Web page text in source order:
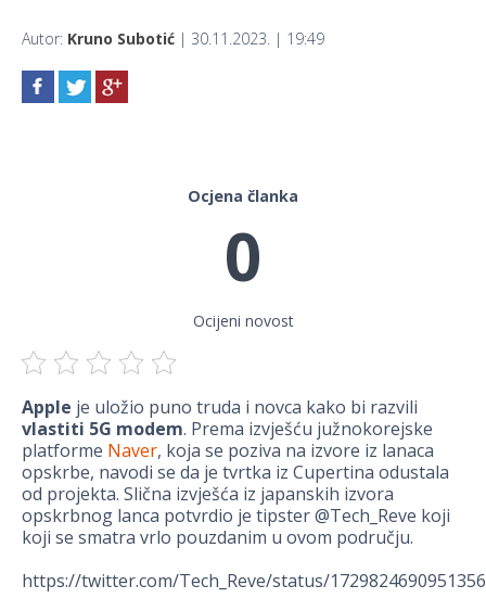
Autor: Kruno Subotić | 30.11.2023. | 19:49
Ocjena članka
0
Ocijeni novost
Apple je uložio puno truda i novca kako bi razvili
vlastiti 5G modem. Prema izvješću južnokorejske
platforme Naver, koja se poziva na izvore iz lanaca
opskrbe, navodi se da je tvrtka iz Cupertina odustala
od projekta. Slična izvješća iz japanskih izvora
opskrbnog lanca potvrdio je tipster @Tech_Reve koji
koji se smatra vrlo pouzdanim u ovom području.
https://twitter.com/Tech_Reve/status/